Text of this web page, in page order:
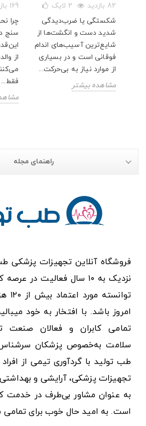
169 بازدید
چرا
سنج
از
فقط...
82 بازدید 2 لایک
شکستگی یا ضرب‌دیدگی
شدید دست و انگشت‌ها از
شایع‌ترین آسیب‌های اندام
فوقانی است و در بسیاری
از موارد نیاز به بی‌حرکت...
مشاهده بیشتر
راهنمای مجله
فروشگاه آنلاین تجهیزات پزشکی
نزدیک به ۱۰ سال فعالیت در
امروز باشد. با افتخار به خود
تمامی کابران و فعالان صنعت
سلامت به‌خصوص پزشکان سرشناس
طب تولید با گردآوری تیمی از
تجهیزات پزشکی، آرایشی و
به عنوان مشاور بی‌طرف در خدمت
است. به امید حال خوب برای تمامی